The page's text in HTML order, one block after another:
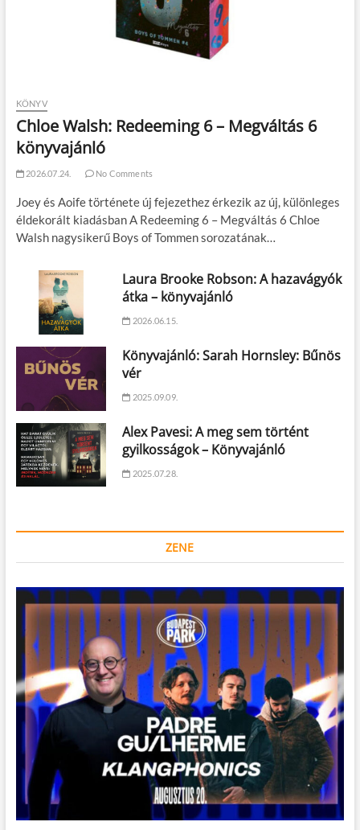
KÖNYV
Chloe Walsh: Redeeming 6 – Megváltás 6
könyvajánló
2026.07.24. No Comments
Joey és Aoife története új fejezethez érkezik az új, különleges
éldekorált kiadásban A Redeeming 6 – Megváltás 6 Chloe
Walsh nagysikerű Boys of Tommen sorozatának…
Laura Brooke Robson: A hazavágyók
átka – könyvajánló
2026.06.15.
Könyvajánló: Sarah Hornsley: Bűnös
vér
2025.09.09.
Alex Pavesi: A meg sem történt
gyilkosságok – Könyvajánló
2025.07.28.
ZENE